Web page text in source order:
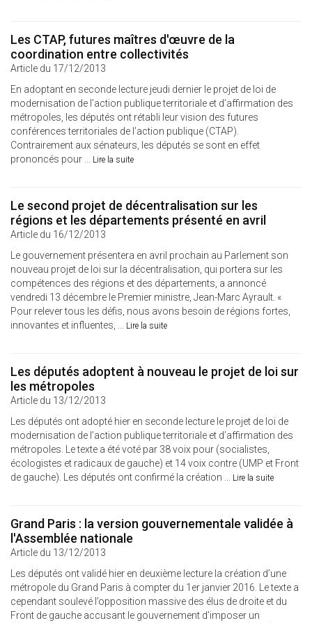
Les CTAP, futures maîtres d'œuvre de la
coordination entre collectivités
Article du 17/12/2013
En adoptant en seconde lecture jeudi dernier le projet de loi de
modernisation de l’action publique territoriale et d’affirmation des
métropoles, les députés ont rétabli leur vision des futures
conférences territoriales de l’action publique (CTAP).
Contrairement aux sénateurs, les députés se sont en effet
prononcés pour ... Lire la suite
Le second projet de décentralisation sur les
régions et les départements présenté en avril
Article du 16/12/2013
Le gouvernement présentera en avril prochain au Parlement son
nouveau projet de loi sur la décentralisation, qui portera sur les
compétences des régions et des départements, a annoncé
vendredi 13 décembre le Premier ministre, Jean-Marc Ayrault. «
Pour relever tous les défis, nous avons besoin de régions fortes,
innovantes et influentes, ... Lire la suite
Les députés adoptent à nouveau le projet de loi sur
les métropoles
Article du 13/12/2013
Les députés ont adopté hier en seconde lecture le projet de loi de
modernisation de l’action publique territoriale et d’affirmation des
métropoles. Le texte a été voté par 38 voix pour (socialistes,
écologistes et radicaux de gauche) et 14 voix contre (UMP et Front
de gauche). Les députés ont confirmé la création ... Lire la suite
Grand Paris : la version gouvernementale validée à
l'Assemblée nationale
Article du 13/12/2013
Les députés ont validé hier en deuxième lecture la création d’une
métropole du Grand Paris à compter du 1er janvier 2016. Le texte a
cependant soulevé l’opposition massive des élus de droite et du
Front de gauche accusant le gouvernement d’imposer un